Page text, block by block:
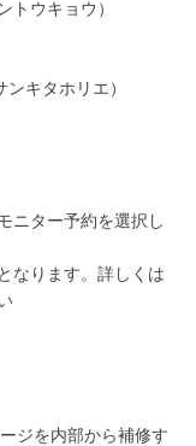
トウキョウ）
キタホリエ）
ニター予約を選択し
なります。詳しくは
ジを内部から補修す